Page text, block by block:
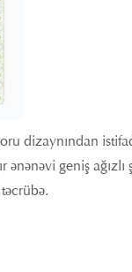
dizaynından
geniş ağızlı